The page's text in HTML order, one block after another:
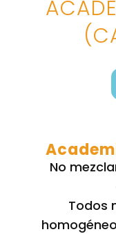
No
Todos